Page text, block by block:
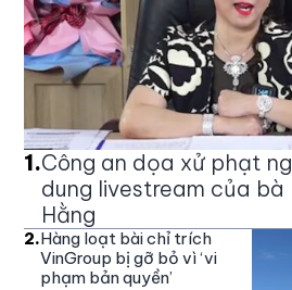
1.Công an dọa xử phạt
dung livestream của bà
Hằng
2.Hàng loạt bài chỉ trích
VinGroup bị gỡ bỏ vì ‘vi
phạm bản quyền’